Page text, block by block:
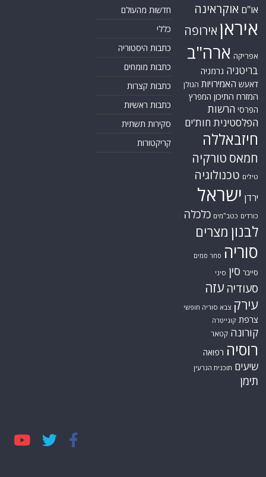
או"ם אוקראינה
איראן אירופה
אפריקה ארה"ב
בריטניה גרמניה
דאעש האמירויות הגולן
המזרח התיכון המפרץ
הפרסי הרשות
הפלסטינית חות'ים
חיזבאללה
חמאס טורקיה
טילים טכנולוגיה
ירדן ישראל
כורדים כטב"מים כלכלה
לבנון מצרים
סוריה סחר סמים
סייבר סין סיני
סעודיה עזה
עירק צבא סוריה חופשי
צרפת קונייטרה
קורונה קטאר
רוסיה רפואה
שיעים תוכנית הגרעין
תימן
חדשות מהעולם
כללי
כתבות היסטוריה
כתבות מומחים
כתבות קצרות
כתבות ראשיות
סקירות תשתית
קריקטורות